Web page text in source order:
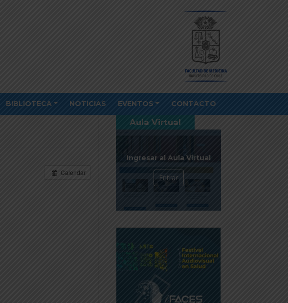
BIBLIOTECA NOTICIAS EVENTOS CONTACTO
Calendar
Aula Virtual
Ingresar al Aula Virtual
Entrar